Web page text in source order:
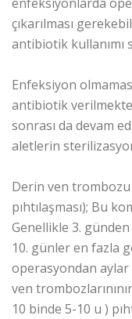
çıkarılması
antibiotik kullanımı
Enfeksiyon
antibiotik
sonrası da devam
aletlerin
Derin ven
pıhtılaşması); Bu
Genellikle 3.
10. günler en fazla
operasyondan
ven
10 binde 5-10 u )